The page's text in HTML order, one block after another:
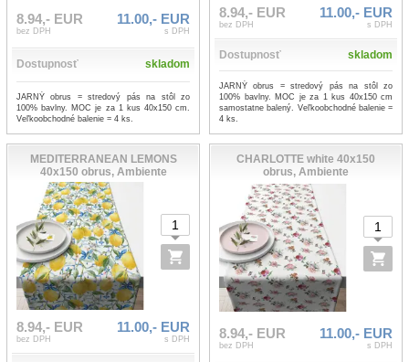
8.94,- EUR
bez DPH
11.00,- EUR
s DPH
Dostupnosť skladom
JARNÝ obrus = stredový pás na stôl zo
100% bavlny. MOC je za 1 kus 40x150 cm.
Veľkoobchodné balenie = 4 ks.
8.94,- EUR
bez DPH
11.00,- EUR
s DPH
Dostupnosť skladom
JARNÝ obrus = stredový pás na stôl zo
100% bavlny. MOC je za 1 kus 40x150 cm
samostatne balený. Veľkoobchodné balenie =
4 ks.
MEDITERRANEAN LEMONS
40x150 obrus, Ambiente
8.94,- EUR
bez DPH
11.00,- EUR
s DPH
CHARLOTTE white 40x150
obrus, Ambiente
8.94,- EUR
bez DPH
11.00,- EUR
s DPH